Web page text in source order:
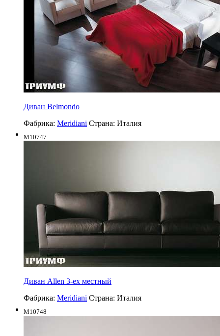
Диван Belmondo
Фабрика: Meridiani Страна: Италия
M10747
Диван Allen 3-ех местный
Фабрика: Meridiani Страна: Италия
M10748